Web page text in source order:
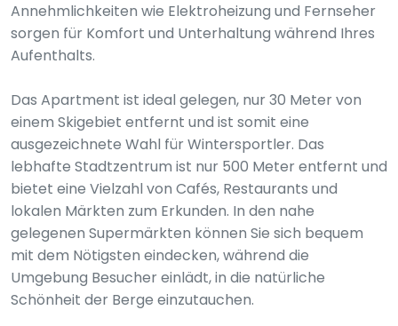
Annehmlichkeiten wie Elektroheizung und Fernseher
sorgen für Komfort und Unterhaltung während Ihres
Aufenthalts.
Das Apartment ist ideal gelegen, nur 30 Meter von
einem Skigebiet entfernt und ist somit eine
ausgezeichnete Wahl für Wintersportler. Das
lebhafte Stadtzentrum ist nur 500 Meter entfernt und
bietet eine Vielzahl von Cafés, Restaurants und
lokalen Märkten zum Erkunden. In den nahe
gelegenen Supermärkten können Sie sich bequem
mit dem Nötigsten eindecken, während die
Umgebung Besucher einlädt, in die natürliche
Schönheit der Berge einzutauchen.